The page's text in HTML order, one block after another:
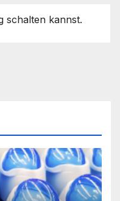
schalten kannst.